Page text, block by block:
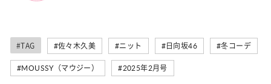
#TAG #佐々木久美 #ニット #日向坂46 #冬コーデ
#MOUSSY（マウジー） #2025年2月号